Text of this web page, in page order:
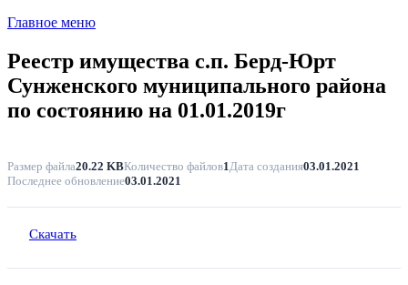
Главное меню
Реестр имущества с.п. Берд-Юрт
Сунженского муниципального района
по состоянию на 01.01.2019г
Размер файла20.22 KBКоличество файлов1 Дата создания03.01.2021
Последнее обновление03.01.2021
Скачать